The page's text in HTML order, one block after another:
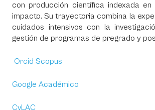
con producción científica indexada
impacto. Su trayectoria combina la
cuidados intensivos con la
gestión de programas de pregrado y
Orcid Scopus
Google Académico
CvLAC